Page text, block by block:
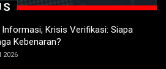
Informasi, Krisis Verifikasi: Siapa
Kebenaran?
2026